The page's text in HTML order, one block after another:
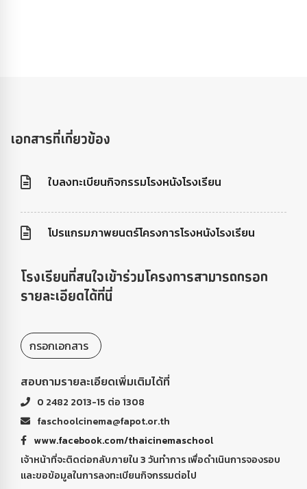
เอกสารที่เกี่ยวข้อง
ใบลงทะเบียนกิจกรรมโรงหนังโรงเรียน
โปรแกรมภาพยนตร์โครงการโรงหนังโรงเรียน
โรงเรียนที่สนใจเข้าร่วมโครงการสามารถกรอก
รายละเอียดได้ที่นี่
กรอกเอกสาร
สอบถามรายละเอียดเพิ่มเติมได้ที่
0 2482 2013-15 ต่อ 1308
faschoolcinema@fapot.or.th
www.facebook.com/thaicinemaschool
เจ้าหน้าที่จะติดต่อกลับภายใน 3 วันทำการ เพื่อดำเนินการจองรอบ
และขอข้อมูลในการลงทะเบียนกิจกรรมต่อไป